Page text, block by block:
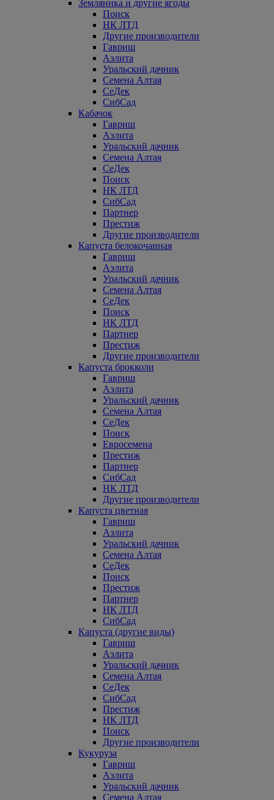
Земляника и другие ягоды
Поиск
НК ЛТД
Другие производители
Гавриш
Аэлита
Уральский дачник
Семена Алтая
СеДек
СибСад
Кабачок
Гавриш
Аэлита
Уральский дачник
Семена Алтая
СеДек
Поиск
НК ЛТД
СибСад
Партнер
Престиж
Другие производители
Капуста белокочанная
Гавриш
Аэлита
Уральский дачник
Семена Алтая
СеДек
Поиск
НК ЛТД
Партнер
Престиж
Другие производители
Капуста брокколи
Гавриш
Аэлита
Уральский дачник
Семена Алтая
СеДек
Поиск
Евросемена
Престиж
Партнер
СибСад
НК ЛТД
Другие производители
Капуста цветная
Гавриш
Аэлита
Уральский дачник
Семена Алтая
СеДек
Поиск
Престиж
Партнер
НК ЛТД
СибСад
Капуста (другие виды)
Гавриш
Аэлита
Уральский дачник
Семена Алтая
СеДек
СибСад
Престиж
НК ЛТД
Поиск
Другие производители
Кукуруза
Гавриш
Аэлита
Уральский дачник
Семена Алтая